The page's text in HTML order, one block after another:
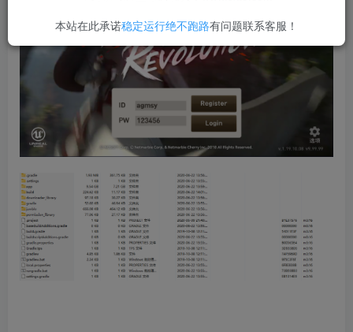
本站在此承诺稳定运行绝不跑路有问题联系客服！